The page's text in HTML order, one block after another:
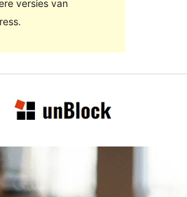
versies van